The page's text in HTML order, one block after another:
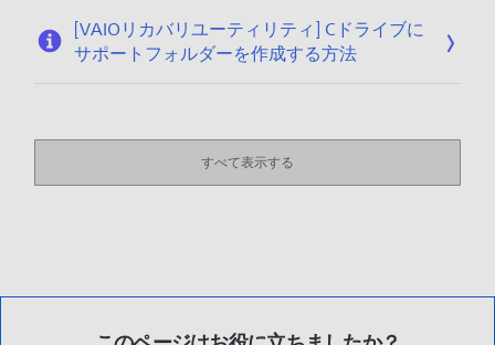
[VAIOリカバリユーティリティ] Cドライブに
サポートフォルダーを作成する方法
すべて表示する